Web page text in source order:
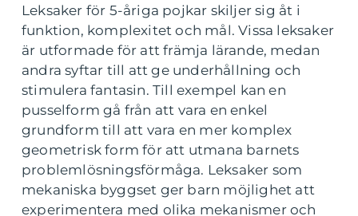
Leksaker för 5-åriga pojkar skiljer sig åt i
funktion, komplexitet och mål. Vissa leksaker
är utformade för att främja lärande, medan
andra syftar till att ge underhållning och
stimulera fantasin. Till exempel kan en
pusselform gå från att vara en enkel
grundform till att vara en mer komplex
geometrisk form för att utmana barnets
problemlösningsförmåga. Leksaker som
mekaniska byggset ger barn möjlighet att
experimentera med olika mekanismer och